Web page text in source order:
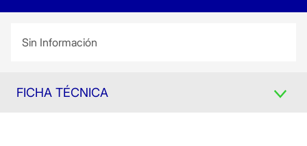
Sin Información
FICHA TÉCNICA